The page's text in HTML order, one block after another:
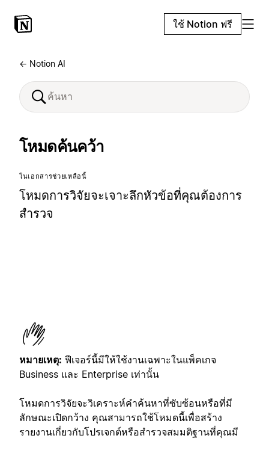
ใช้ Notion ฟรี
← Notion AI
โหมดค้นคว้า
ในเอกสารช่วยเหลือนี้
โหมดการวิจัยจะเจาะลึกหัวข้อที่คุณต้องการ
สำรวจ
หมายเหตุ: ฟีเจอร์นี้มีให้ใช้งานเฉพาะในแพ็คเกจ
Business และ Enterprise เท่านั้น
โหมดการวิจัยจะวิเคราะห์คำค้นหาที่ซับซ้อนหรือที่มี
ลักษณะเปิดกว้าง คุณสามารถใช้โหมดนี้เพื่อสร้าง
รายงานเกี่ยวกับโปรเจกต์หรือสำรวจสมมติฐานที่คุณมี